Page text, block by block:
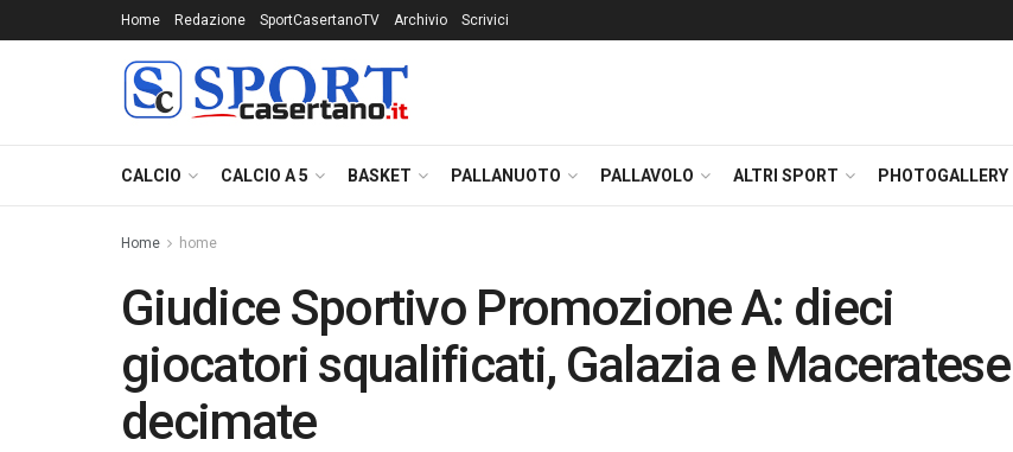
Home Redazione SportCasertanoTV Archivio Scrivici
CALCIO CALCIO A 5 BASKET PALLANUOTO PALLAVOLO ALTRI SPORT PHOTOGALLERY
Home home
Giudice Sportivo Promozione A: dieci
giocatori squalificati, Galazia e Maceratese
decimate